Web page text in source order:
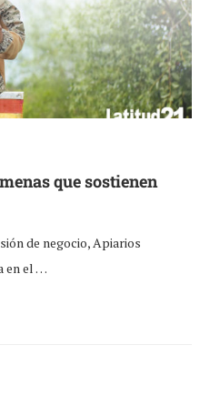
que sostienen
de negocio, Apiarios
en el …